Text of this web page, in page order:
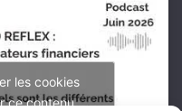
les cookies
ce contenu